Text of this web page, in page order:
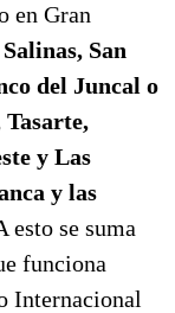
en Gran
San
del Juncal o
y Las
y las
esto se suma
funciona
Internacional